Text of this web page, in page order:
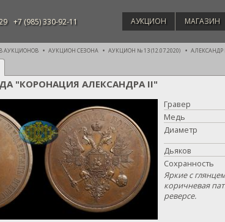
+7 (985) 330-92-11 АУКЦИОН МАГАЗИН
АУКЦИОНОВ АУКЦИОН СЕЗОНА АУКЦИОН № 13 (12.07.2020) АЛЕКСАНДР
"КОРОНАЦИЯ АЛЕКСАНДРА II"
Гравер
Медь
Диаметр
Дьяков
Сохранность
Яркие с
коричневая
реверсе.